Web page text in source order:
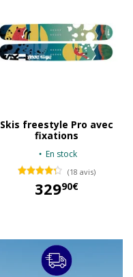
Skis freestyle Pro avec
fixations
En stock
(18 avis)
32990€